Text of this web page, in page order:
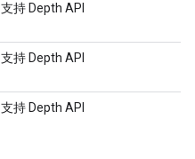
支持 Depth API
支持 Depth API
支持 Depth API